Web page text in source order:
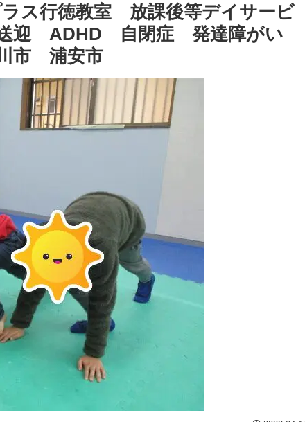
ス行徳教室 放課後等デイサービ
迎 ADHD 自閉症 発達障がい
市 浦安市